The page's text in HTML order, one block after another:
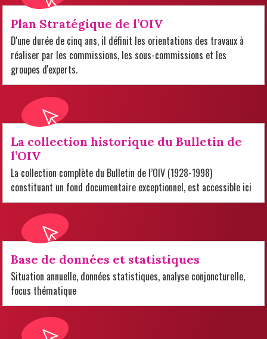
Plan Stratégique de l’OIV
D'une durée de cinq ans, il définit les orientations des travaux à
réaliser par les commissions, les sous-commissions et les
groupes d'experts.
La collection historique du Bulletin de
l’OIV
La collection complète du Bulletin de l’OIV (1928-1998)
constituant un fond documentaire exceptionnel, est accessible ici
Base de données et statistiques
Situation annuelle, données statistiques, analyse conjoncturelle,
focus thématique